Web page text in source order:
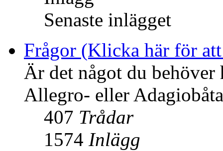
Senaste inlägget
Frågor (Klicka här för
Är det något du
Allegro- eller
407 Trådar
1574 Inlägg